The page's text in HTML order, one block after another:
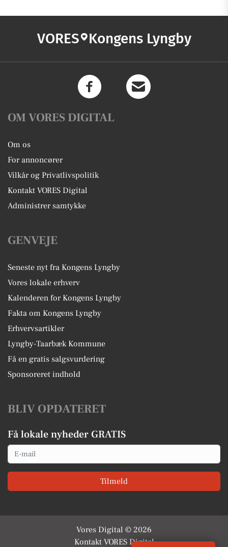
VORES Kongens Lyngby
OM VORES DIGITAL
Om os
For annoncører
Vilkår og Privatlivspolitik
Kontakt VORES Digital
Administrer samtykke
GENVEJE
Seneste nyt fra Kongens Lyngby
Vores lokale erhverv
Kalenderen for Kongens Lyngby
Fakta om Kongens Lyngby
Erhvervsartikler
Lyngby-Taarbæk Kommune
Få en gratis salgsvurdering
Sponsoreret indhold
BLIV OPDATERET
Få lokale nyheder GRATIS
Email
Tilmeld
Vores Digital © 2026
Kontakt VORES Digital